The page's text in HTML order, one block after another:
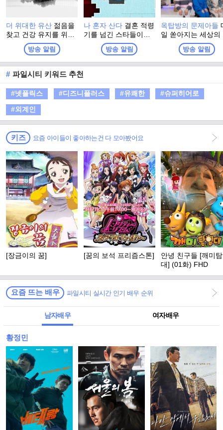
더 위대한 유산 젊음을
찾고 건강 유지를 위해
그들이 찾은 최고의 건
강법! 더 위대한 유산의
정체는? 백세시대, 건
강이 재산이자, 능력이
된 시대에 대국민 건강
프로젝트 프로그램
방송 알림
나 혼자 산다 결혼 적령
기를 넘긴 스타들이나
기러기 아빠들이 사는
모습을 그리는 리얼 다
큐 형식의 예능프로그
방송 알림
옥탑방의 문제아들
일 쏟아지는 세상의
든 잡학 지식 속 '뇌
인'이 되기 위해 옥
에 모인 문제아들.
찐케미에 방문하는
스트들의 인생이 어
환장 지식토크쇼
방송 알림
# 파일시티 키워드 추천
#넷플릭스 #디즈니플러스 #유쾌한
#슈퍼히어로
#외계인
키즈 요즘 아이들이 좋아하는건 다 모아봤어요
[장금이의 꿈] [꿈의 보석 프리즘스톤]
안녕 친구들 [깨미
대] (01화) FHD
요즘 뜨는 배우 파일시티 실시간 인기 배우 순위
남자배우 여자배우
황정민